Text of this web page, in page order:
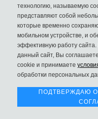
New Balance 530 Custom
9970
технологию, называемую
представляют собой
которые временно
мобильном устройстве, и
эффективную работу
данный сайт, Вы
cookie и принимаете
обработки персональных
ПОДТВЕРЖДАЮ